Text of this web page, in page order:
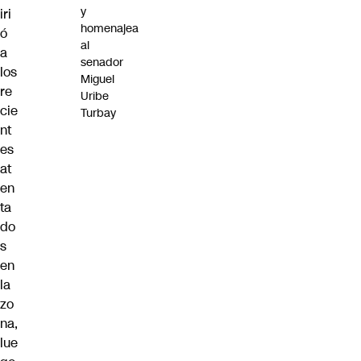
iri
ó
a
los
re
cie
nt
es
at
en
ta
do
s
en
la
zo
na,
lue
y
homenajea
al
senador
Miguel
Uribe
Turbay